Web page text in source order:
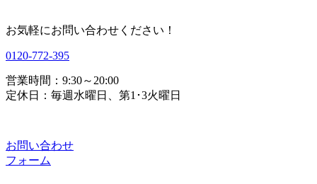
お気軽にお問い合わせください！
0120-772-395
営業時間：9:30～20:00
定休日：毎週水曜日、第1･3火曜日
お問い合わせ
フォーム